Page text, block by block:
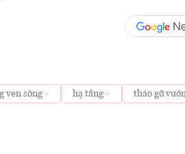
ven sông hạ tầng tháo gỡ